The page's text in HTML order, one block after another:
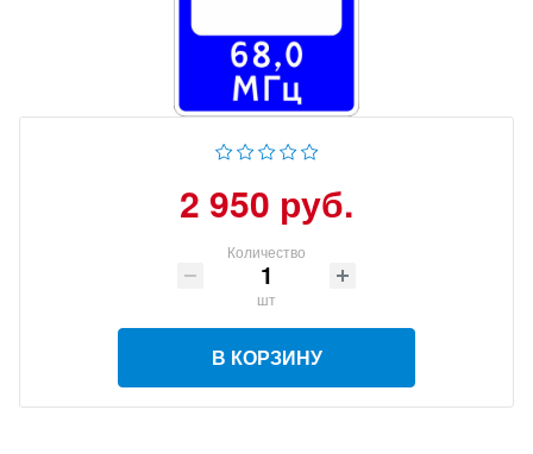
2 950 руб.
Количество
шт
В КОРЗИНУ